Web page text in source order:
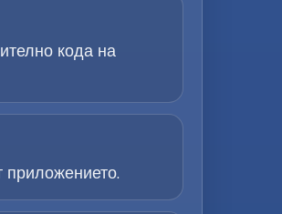
кода на
приложението.